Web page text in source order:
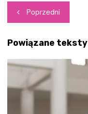
Nawigacja
wpisu
Poprzedni
Powiązane teksty